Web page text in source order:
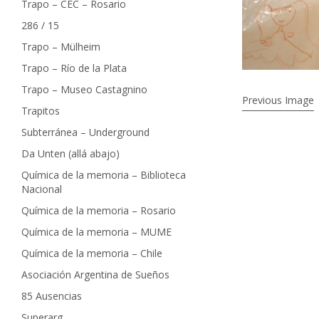
Trapo – CEC – Rosario
286 / 15
Trapo – Mülheim
Trapo – Río de la Plata
Trapo – Museo Castagnino
Trapitos
Subterránea – Underground
Da Unten (allá abajo)
Química de la memoria – Biblioteca
Nacional
Química de la memoria – Rosario
Química de la memoria – MUME
Química de la memoria – Chile
Asociación Argentina de Sueños
85 Ausencias
Previous Image